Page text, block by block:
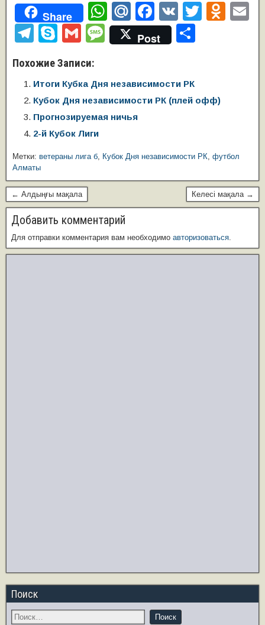
Share
W
h
at
A
p
p
M
ail
.R
F
a
c
b
o
V
K
T
O
ki
T
e
gr
a
m
S
p
e
G
ail
M
a
g
Post
а
ть
Похожие Записи:
Итоги Кубка Дня независимости РК
Кубок Дня независимости РК (плей офф)
Прогнозируемая ничья
2-й Кубок Лиги
Метки: ветераны лига б, Кубок Дня независимости РК, футбол
Алматы
← Алдыңғы мақала Келесі мақала →
Добавить комментарий
Для отправки комментария вам необходимо авторизоваться.
Поиск